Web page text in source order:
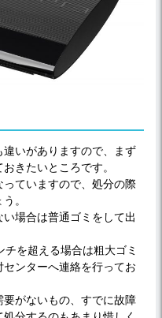
いがありますので、まず
きたいところです。
ていますので、処分の際
。
場合は普通ゴミをして出
を超える場合は粗大ゴミ
ンターへ連絡を行ってお
がないもの、すでに故障